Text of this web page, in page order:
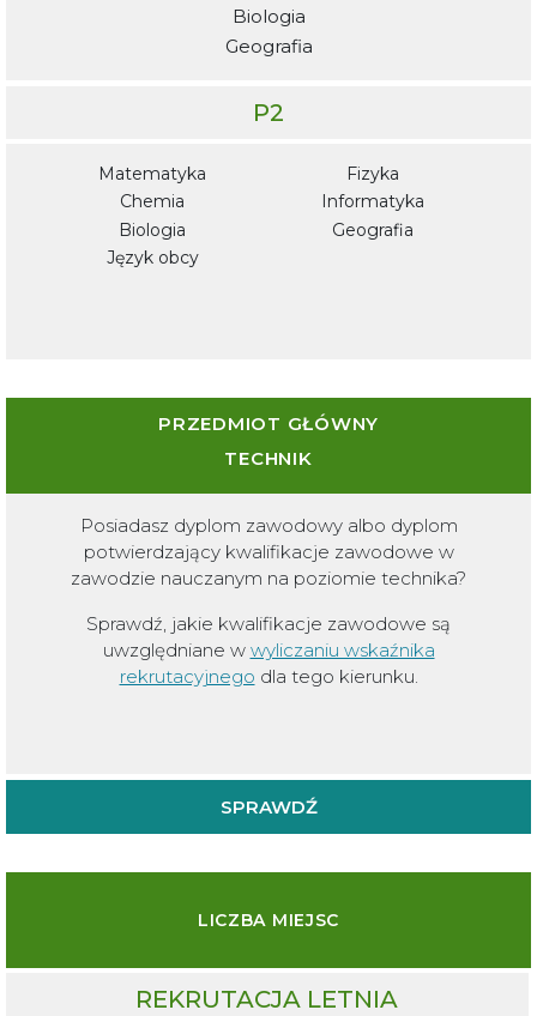
Biologia
Geografia
P2
Matematyka
Fizyka
Chemia
Informatyka
Biologia
Geografia
Język obcy
PRZEDMIOT GŁÓWNY
TECHNIK
Posiadasz dyplom zawodowy albo dyplom
potwierdzający kwalifikacje zawodowe w
zawodzie nauczanym na poziomie technika?
Sprawdź, jakie kwalifikacje zawodowe są
uwzględniane w wyliczaniu wskaźnika
rekrutacyjnego dla tego kierunku.
SPRAWDŹ
LICZBA MIEJSC
REKRUTACJA LETNIA